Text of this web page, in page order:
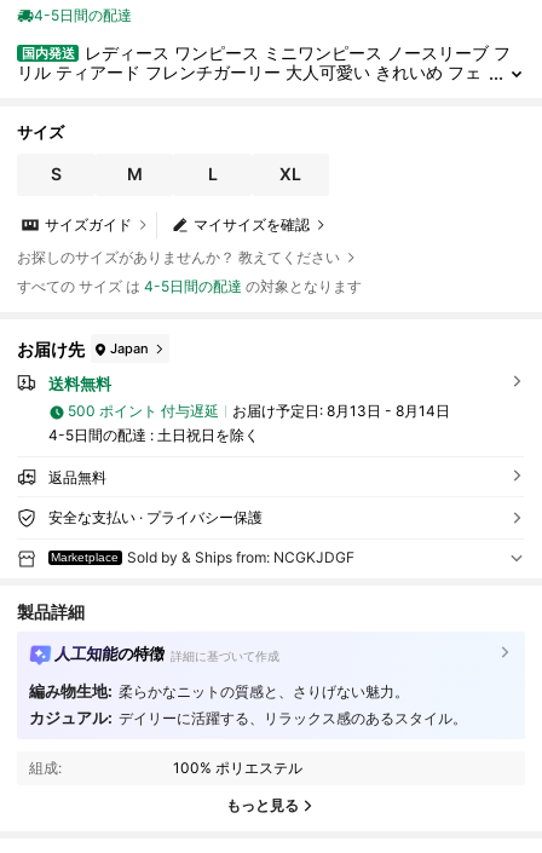
4-5日間の配達
国内発送
レディース ワンピース ミニワンピース ノースリーブ フ
リル ティアード フレンチガーリー 大人可愛い きれいめ フェ
旅行 リゾート 二次会 パーティー 上品 清楚 涼しい カジュアル ガ
0代 40代 シンプル 高見え 夏ワンピ スタイルアップ 細見え モテコ
ーデ 女子会
サイズ
S M L XL
マイサイズを確認
サイズガイド
お探しのサイズがありませんか？ 教えてください
すべての サイズ は4-5日間の配達 の対象となります
お届け先 Japan
送料無料
500 ポイント 付与遅延 お届け予定日: 8月13日 - 8月14日
4-5日間の配達 : 土日祝日を除く
返品無料
安全な支払い · プライバシー保護
Marketplace Sold by & Ships from: NCGKJDGF
製品詳細
人工知能の特徴 詳細に基づいて作成
編み物生地: 柔らかなニットの質感と、さりげない魅力。
カジュアル: デイリーに活躍する、リラックス感のあるスタイル。
組成: 100% ポリエステル
もっと見る
4.50 126 フォロワー
126 フォロワー